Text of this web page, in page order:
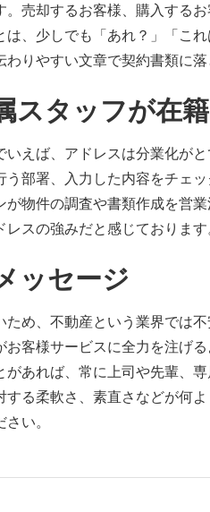
。売却するお客様、購入する
、少しでも「あれ？」「こ
りやすい文章で契約書類に
スタッフが在籍
えば、アドレスは分業化が
部署、入力した内容をチェ
が物件の調査や書類作成を営
スの強みだと感じております
ッセージ
め、不動産という業界では
お客様サービスに全力を注げ
あれば、常に上司や先輩、
する柔軟さ、素直さなどが何
い。